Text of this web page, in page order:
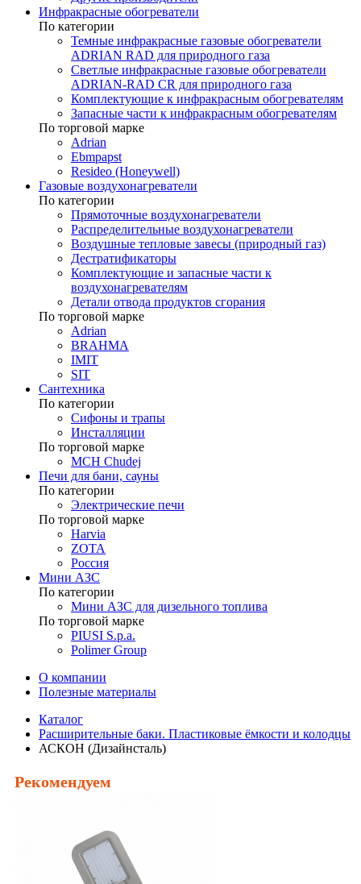
Инфракрасные обогреватели
По категории
Темные инфракрасные газовые обогреватели
ADRIAN RAD для природного газа
Светлые инфракрасные газовые обогреватели
ADRIAN-RAD CR для природного газа
Комплектующие к инфракрасным обогревателям
Запасные части к инфракрасным обогревателям
По торговой марке
Adrian
Ebmpapst
Resideo (Honeywell)
Газовые воздухонагреватели
По категории
Прямоточные воздухонагреватели
Распределительные воздухонагреватели
Воздушные тепловые завесы (природный газ)
Дестратификаторы
Комплектующие и запасные части к
воздухонагревателям
Детали отвода продуктов сгорания
По торговой марке
Adrian
BRAHMA
IMIT
SIT
Сантехника
По категории
Сифоны и трапы
Инсталляции
По торговой марке
MCH Chudej
Печи для бани, сауны
По категории
Электрические печи
По торговой марке
Harvia
ZOTA
Россия
Мини АЗС
По категории
Мини АЗС для дизельного топлива
По торговой марке
PIUSI S.p.a.
Polimer Group
О компании
Полезные материалы
Каталог
Расширительные баки. Пластиковые ёмкости и колодцы
АСКОН (Дизайнсталь)
Рекомендуем